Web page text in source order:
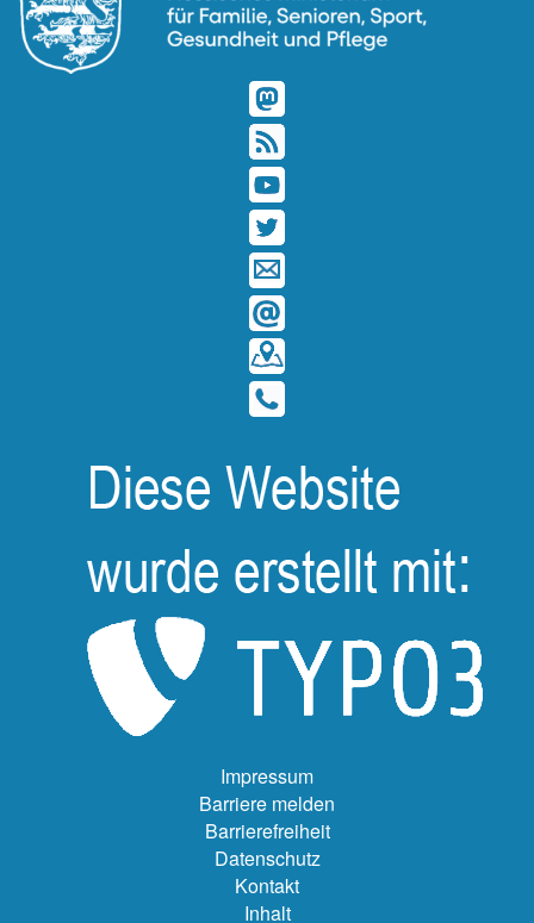
Impressum
Barriere melden
Barrierefreiheit
Datenschutz
Kontakt
Inhalt